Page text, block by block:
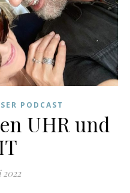
PODCAST
UHR und
2022